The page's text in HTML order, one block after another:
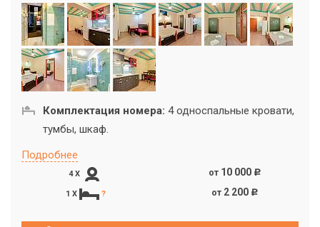
Комплектация номера: 4 односпальные кровати,
тумбы, шкаф.
Подробнее
4 X от10 000 c
1 X ? от2 200 c